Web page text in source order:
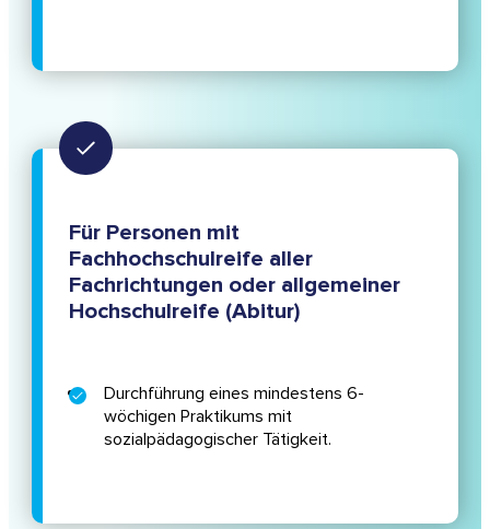
Für Personen mit
Fachhochschulreife aller
Fachrichtungen oder allgemeiner
Hochschulreife (Abitur)
Durchführung eines mindestens 6-
wöchigen Praktikums mit
sozialpädagogischer Tätigkeit.